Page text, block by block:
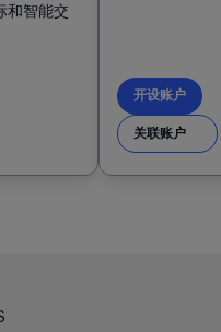
和智能交
开设账户
关联账户